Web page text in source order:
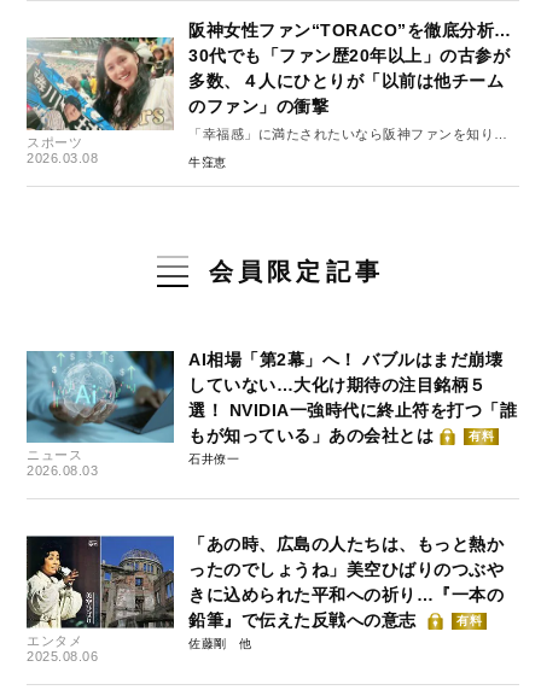
スポーツ
2026.03.08
阪神女性ファン“TORACO”を徹底分析…
30代でも「ファン歴20年以上」の古参が
多数、４人にひとりが「以前は他チーム
のファン」の衝撃
「幸福感」に満たされたいなら阪神ファンを知りま
しょう#5
牛窪恵
会員限定記事
ニュース
2026.08.03
AI相場「第2幕」へ！ バブルはまだ崩壊
していない…大化け期待の注目銘柄５
選！ NVIDIA一強時代に終止符を打つ「誰
もが知っている」あの会社とは
有料
石井僚一
エンタメ
2025.08.06
「あの時、広島の人たちは、もっと熱か
ったのでしょうね」美空ひばりのつぶや
きに込められた平和への祈り…『一本の
鉛筆』で伝えた反戦への意志
有料
佐藤剛